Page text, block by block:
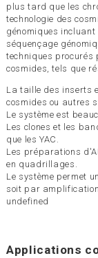
plus tard que les
technologie des
génomiques
séquençage
techniques procurés
cosmides, tels que
La taille des inserts
cosmides ou autres
Le système est
Les clones et les
que les YAC.
Les préparations
en quadrillages.
Le système permet
soit par
undefined
Applications